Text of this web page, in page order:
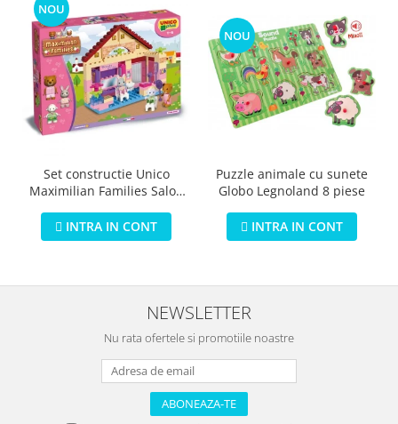
NOU
Set constructie Unico
Maximilian Families Salon
INTRA IN CONT
NOU
Puzzle animale cu sunete
Globo Legnoland 8 piese
INTRA IN CONT
NEWSLETTER
Nu rata ofertele si promotiile noastre